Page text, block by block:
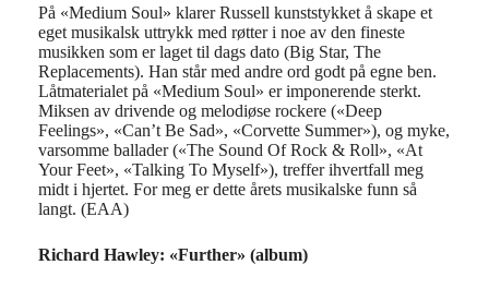
På «Medium Soul» klarer Russell kunststykket å skape et
eget musikalsk uttrykk med røtter i noe av den fineste
musikken som er laget til dags dato (Big Star, The
Replacements). Han står med andre ord godt på egne ben.
Låtmaterialet på «Medium Soul» er imponerende sterkt.
Miksen av drivende og melodiøse rockere («Deep
Feelings», «Can’t Be Sad», «Corvette Summer»), og myke,
varsomme ballader («The Sound Of Rock & Roll», «At
Your Feet», «Talking To Myself»), treffer ihvertfall meg
midt i hjertet. For meg er dette årets musikalske funn så
langt. (EAA)
Richard Hawley: «Further» (album)